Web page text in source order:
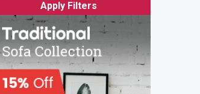
Apply Filters